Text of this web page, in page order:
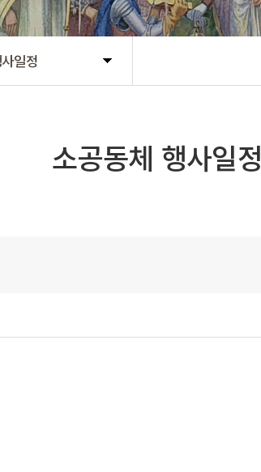
일정
소공동체 행사일정